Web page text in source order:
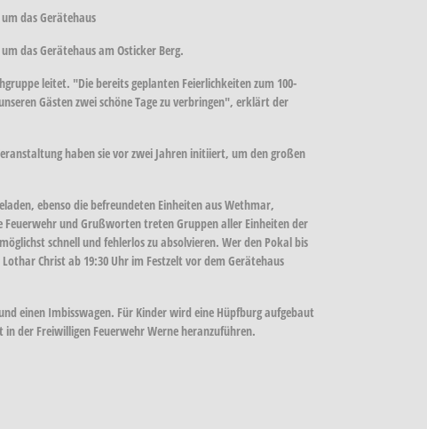
das Gerätehaus
das Gerätehaus am Osticker Berg.
leitet. "Die bereits geplanten Feierlichkeiten zum 100-
Gästen zwei schöne Tage zu verbringen", erklärt der
haben sie vor zwei Jahren initiiert, um den großen
ebenso die befreundeten Einheiten aus Wethmar,
und Grußworten treten Gruppen aller Einheiten der
schnell und fehlerlos zu absolvieren. Wer den Pokal bis
Christ ab 19:30 Uhr im Festzelt vor dem Gerätehaus
einen Imbisswagen. Für Kinder wird eine Hüpfburg aufgebaut
der Freiwilligen Feuerwehr Werne heranzuführen.